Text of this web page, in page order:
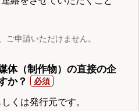
申請いただけません。
体（制作物）の直接の企
か？
くは発行元です。